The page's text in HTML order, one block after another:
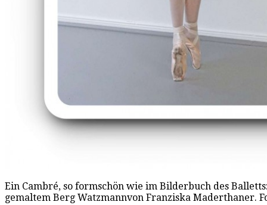
Ein Cambré, so formschön wie im Bilderbuch des
gemaltem Berg Watzmannvon Franziska Maderthaner.